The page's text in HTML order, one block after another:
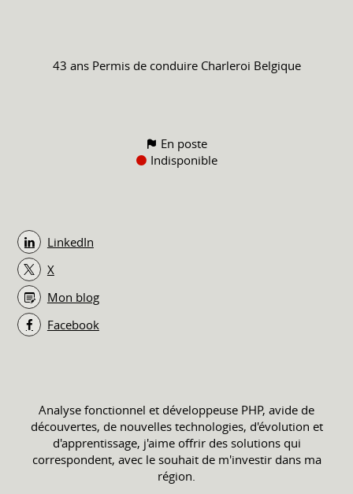
43 ans Permis de conduire Charleroi Belgique
En poste
Indisponible
LinkedIn
X
Mon blog
Facebook
Analyse fonctionnel et développeuse PHP, avide de
découvertes, de nouvelles technologies, d'évolution et
d'apprentissage, j'aime offrir des solutions qui
correspondent, avec le souhait de m'investir dans ma
région.